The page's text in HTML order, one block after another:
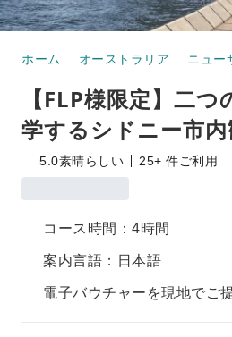
ホーム オーストラリア ニュー
【FLP様限定】二
学するシドニー市
5.0素晴らしい 25+ 件ご利用
コース時間：4時間
案内言語：日本語
電子バウチャーを現地でご